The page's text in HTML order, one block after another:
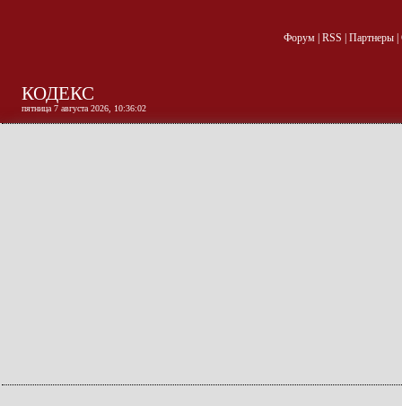
Форум| RSS Партнеры|
КОДЕКС
пятница 7 августа 2026, 10:36:02